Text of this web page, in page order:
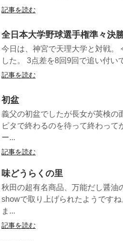
記事を読む
全日本大学野球選手権準々決
今日は、神宮で天理大学と対戦。
した。 3点差を8回9回で追い付い
記事を読む
初盆
義父の初盆でしたが長女が英検の
ピタで終わるのを待って終わっ
ー...
記事を読む
味どうらくの里
秋田の超有名商品、万能だし醤油
showで取り上げられたようです
ま...
記事を読む